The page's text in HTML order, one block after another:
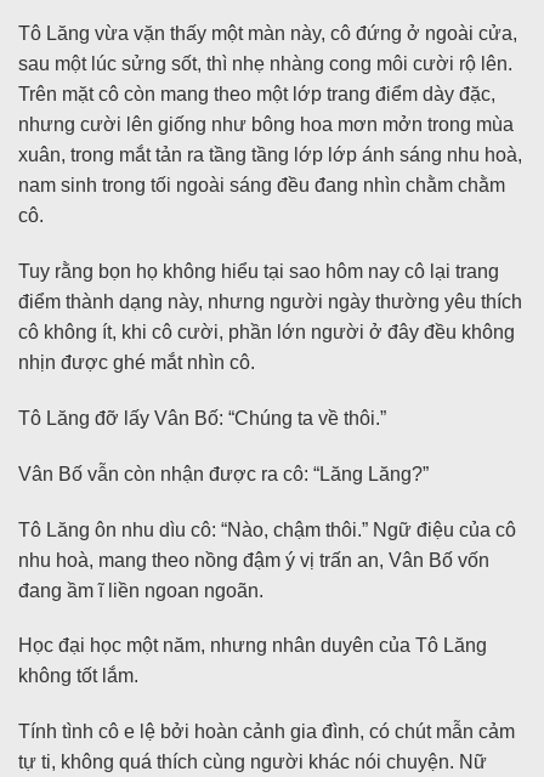
Tô Lăng vừa vặn thấy một màn này, cô đứng ở ngoài cửa,
sau một lúc sửng sốt, thì nhẹ nhàng cong môi cười rộ lên.
Trên mặt cô còn mang theo một lớp trang điểm dày đặc,
nhưng cười lên giống như bông hoa mơn mởn trong mùa
xuân, trong mắt tản ra tầng tầng lớp lớp ánh sáng nhu hoà,
nam sinh trong tối ngoài sáng đều đang nhìn chằm chằm
cô.
Tuy rằng bọn họ không hiểu tại sao hôm nay cô lại trang
điểm thành dạng này, nhưng người ngày thường yêu thích
cô không ít, khi cô cười, phần lớn người ở đây đều không
nhịn được ghé mắt nhìn cô.
Tô Lăng đỡ lấy Vân Bố: “Chúng ta về thôi.”
Vân Bố vẫn còn nhận được ra cô: “Lăng Lăng?”
Tô Lăng ôn nhu dìu cô: “Nào, chậm thôi.” Ngữ điệu của cô
nhu hoà, mang theo nồng đậm ý vị trấn an, Vân Bố vốn
đang ầm ĩ liền ngoan ngoãn.
Học đại học một năm, nhưng nhân duyên của Tô Lăng
không tốt lắm.
Tính tình cô e lệ bởi hoàn cảnh gia đình, có chút mẫn cảm
tự ti, không quá thích cùng người khác nói chuyện. Nữ